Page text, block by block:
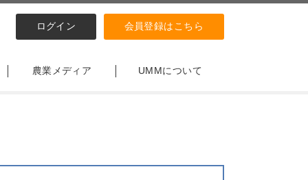
ログイン 会員登録はこちら
農業メディア UMMについて